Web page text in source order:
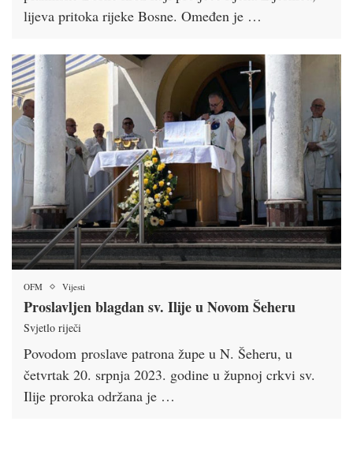
lijeva pritoka rijeke Bosne. Omeđen je …
OFM Vijesti
Proslavljen blagdan sv. Ilije u Novom Šeheru
Svjetlo riječi
Povodom proslave patrona župe u N. Šeheru, u
četvrtak 20. srpnja 2023. godine u župnoj crkvi sv.
Ilije proroka održana je …